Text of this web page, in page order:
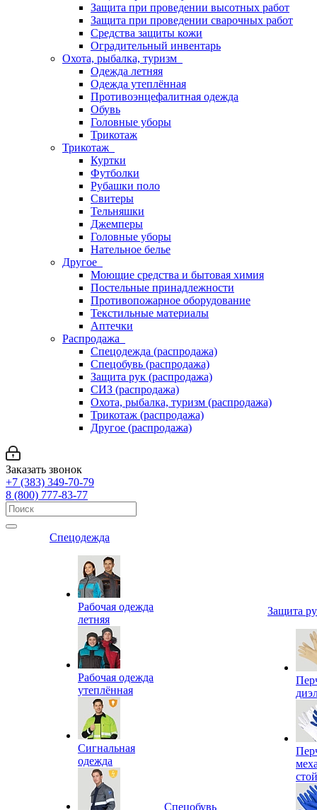
Защита при проведении высотных работ
Защита при проведении сварочных работ
Средства защиты кожи
Оградительный инвентарь
Охота, рыбалка, туризм
Одежда летняя
Одежда утеплённая
Противоэнцефалитная одежда
Обувь
Головные уборы
Трикотаж
Трикотаж
Куртки
Футболки
Рубашки поло
Свитеры
Тельняшки
Джемперы
Головные уборы
Нательное белье
Другое
Моющие средства и бытовая химия
Постельные принадлежности
Противопожарное оборудование
Текстильные материалы
Аптечки
Распродажа
Спецодежда (распродажа)
Спецобувь (распродажа)
Защита рук (распродажа)
СИЗ (распродажа)
Охота, рыбалка, туризм (распродажа)
Трикотаж (распродажа)
Другое (распродажа)
Заказать звонок
+7 (383) 349-70-79
8 (800) 777-83-77
Спецодежда
Рабочая одежда
летняя
Рабочая одежда
утеплённая
Сигнальная
одежда
Спецобувь
Защита